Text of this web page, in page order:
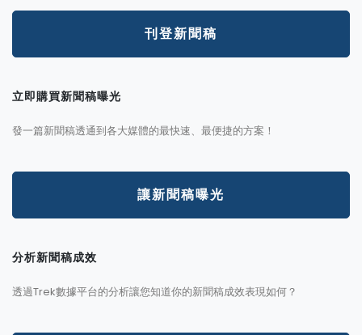
刊登新聞稿
立即購買新聞稿曝光
發一篇新聞稿透通到各大媒體的最快速、最便捷的方案！
讓新聞稿曝光
分析新聞稿成效
透過Trek數據平台的分析讓您知道你的新聞稿成效表現如何？